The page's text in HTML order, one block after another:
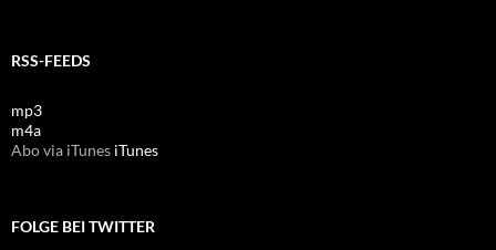
RSS-FEEDS
mp3
m4a
Abo via iTunes iTunes
FOLGE BEI TWITTER